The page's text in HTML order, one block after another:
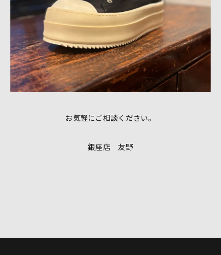
お気軽にご相談ください。
銀座店 友野